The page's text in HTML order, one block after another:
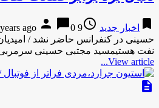
bookmark اخبار جدید access_time
9 years ago
person chat_bubble0
حسینی در کنفرانس حاضر نشد /
نفت هستیمسید مجتبی حسینی
View article...
description